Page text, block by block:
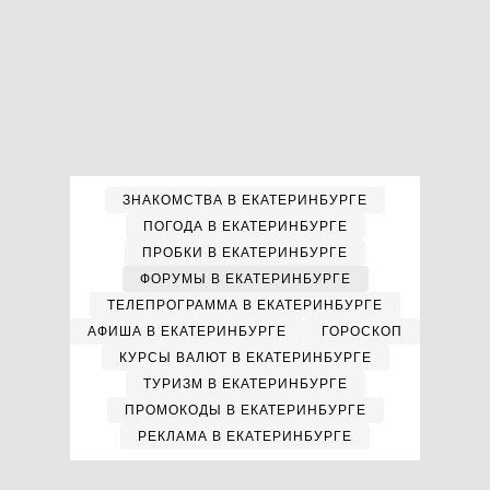
ЗНАКОМСТВА В ЕКАТЕРИНБУРГЕ
ПОГОДА В ЕКАТЕРИНБУРГЕ
ПРОБКИ В ЕКАТЕРИНБУРГЕ
ФОРУМЫ В ЕКАТЕРИНБУРГЕ
ТЕЛЕПРОГРАММА В ЕКАТЕРИНБУРГЕ
АФИША В ЕКАТЕРИНБУРГЕ
ГОРОСКОП
КУРСЫ ВАЛЮТ В ЕКАТЕРИНБУРГЕ
ТУРИЗМ В ЕКАТЕРИНБУРГЕ
ПРОМОКОДЫ В ЕКАТЕРИНБУРГЕ
РЕКЛАМА В ЕКАТЕРИНБУРГЕ